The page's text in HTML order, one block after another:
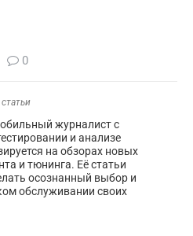
0
журналист с
и анализе
на обзорах новых
и тюнинга. Её статьи
осознанный выбор и
обслуживании своих